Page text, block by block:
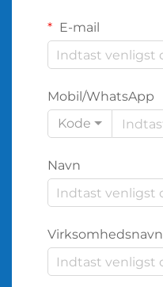
E-mail
Mobil/WhatsApp
Kode
Navn
Virksomhedsnavn